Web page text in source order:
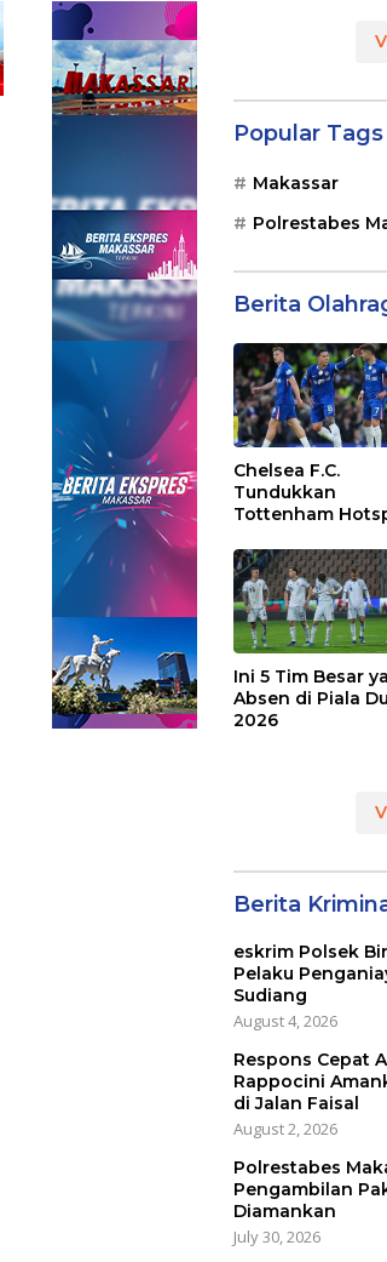
Popular Tags
Makassar
Polrestabes
Berita
Chelsea F.C.
Tundukkan
Tottenham
Bridge
Ini 5 Tim Besar
Absen di Piala
2026
Berita
eskrim Polsek
Pelaku
Sudiang
August 4, 2026
Respons Cepat
Rappocini
di Jalan Faisal
August 2, 2026
Polrestabes
Pengambilan
Diamankan
July 30, 2026